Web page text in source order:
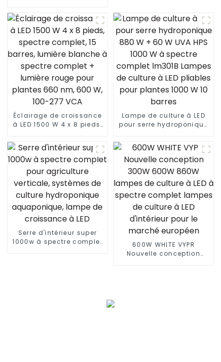
Horticulture Tube De
Culture De Plantes Tube
De Culture À Spectre
Complet Lumière
1000w pour plantes
médicinales d'intérieur
Éclairage de croissance
à LED 1500 W 4 x 8 pieds,
barres, lumière blanche à
spectre complet +
lumière rouge pour
plantes 660 nm, 600 W,
100-277 VCA
Lampe de culture à LED
pour serre hydroponique
1000 W à spectre complet
lm301B Lampes de
culture à LED pliables
pour plantes 1000 W 10
Serre d'intérieur super
1000w à spectre complet
600W WHITE VYPR
Nouvelle conception